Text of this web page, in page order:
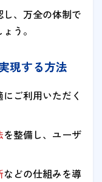
、万全の体制で
う。
現する方法
ご利用いただく
を整備し、ユーザ
などの仕組みを導